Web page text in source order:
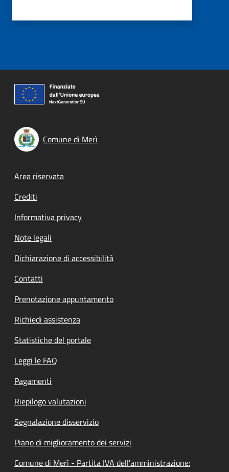
Comune di Merì
Footer menu
Area riservata
Crediti
Informativa privacy
Note legali
Dichiarazione di accessibilità
Contatti
Prenotazione appuntamento
Richiedi assistenza
Statistiche del portale
Leggi le FAQ
Pagamenti
Riepilogo valutazioni
Segnalazione disservizio
Piano di miglioramento dei servizi
Comune di Merì - Partita IVA dell'amministrazione: